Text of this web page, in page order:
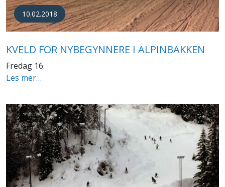
10.02.2018
KVELD FOR NYBEGYNNERE I ALPINBAKKEN
Fredag 16.
Les mer…